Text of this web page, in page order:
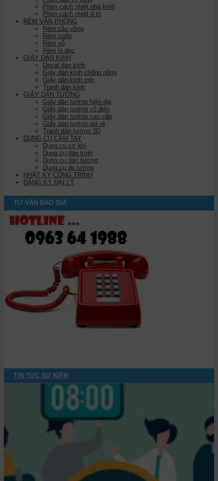
Phim cách nhiệt nhà kính
Phim cách nhiệt ô tô
RÈM VĂN PHÒNG
Rèm cầu vồng
Rèm cuốn
Rèm gỗ
Rèm lá dọc
GIẤY DÁN KÍNH
Decal dán kính
Giấy dán kính chống nắng
Giấy dán kính mờ
Tranh dán kính
GIẤY DÁN TƯỜNG
Giấy dán tường hiện đại
Giấy dán tường cổ điển
Giấy dán tường cao cấp
Giấy dán tường giá rẻ
Tranh dán tường 3D
DỤNG CỤ CẦM TAY
Dụng cụ cơ khí
Dụng cụ dán kính
Dụng cụ dán tường
Dụng cụ đo lường
NHẬT KÝ CÔNG TRÌNH
ĐĂNG KÝ ĐẠI LÝ
TƯ VẤN BÁO GIÁ
TIN TỨC SỰ KIỆN